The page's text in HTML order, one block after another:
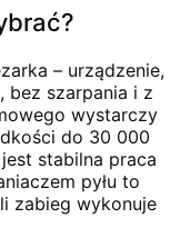
– urządzenie,
bez szarpania i z
wystarczy
do 30 000
stabilna praca
pyłu to
zabieg wykonuje